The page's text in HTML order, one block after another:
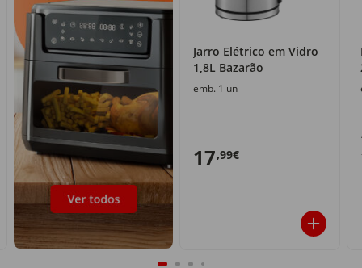
Jarro Elétrico em Vidro
1,8L Bazarão
emb. 1 un
17,99€